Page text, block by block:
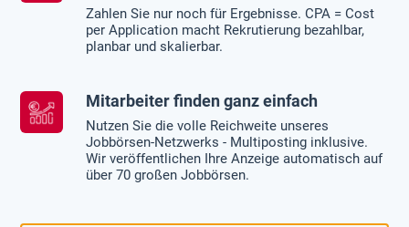
Zahlen Sie nur noch für Ergebnisse. CPA = Cost
per Application macht Rekrutierung bezahlbar,
planbar und skalierbar.
Mitarbeiter finden ganz einfach
Nutzen Sie die volle Reichweite unseres
Jobbörsen-Netzwerks - Multiposting inklusive.
Wir veröffentlichen Ihre Anzeige automatisch auf
über 70 großen Jobbörsen.